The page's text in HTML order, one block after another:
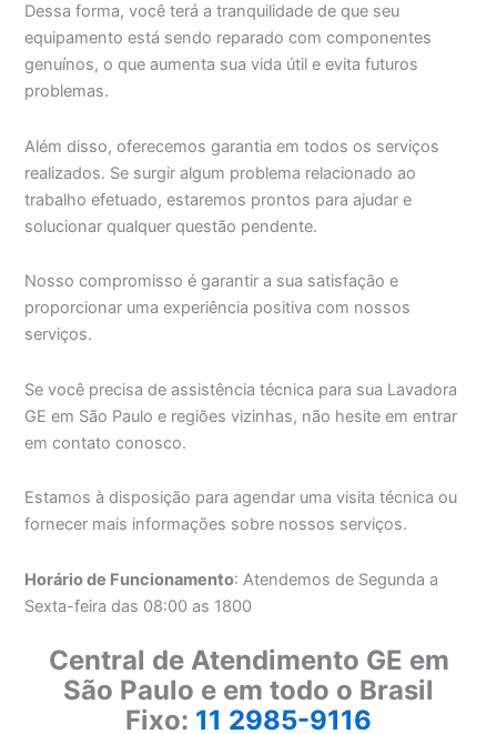
Dessa forma, você terá a tranquilidade de que seu
equipamento está sendo reparado com componentes
genuínos, o que aumenta sua vida útil e evita futuros
problemas.
Além disso, oferecemos garantia em todos os serviços
realizados. Se surgir algum problema relacionado ao
trabalho efetuado, estaremos prontos para ajudar e
solucionar qualquer questão pendente.
Nosso compromisso é garantir a sua satisfação e
proporcionar uma experiência positiva com nossos
serviços.
Se você precisa de assistência técnica para sua Lavadora
GE em São Paulo e regiões vizinhas, não hesite em entrar
em contato conosco.
Estamos à disposição para agendar uma visita técnica ou
fornecer mais informações sobre nossos serviços.
Horário de Funcionamento: Atendemos de Segunda a
Sexta-feira das 08:00 as 1800
Central de Atendimento GE em
São Paulo e em todo o Brasil
Fixo: 11 2985-9116